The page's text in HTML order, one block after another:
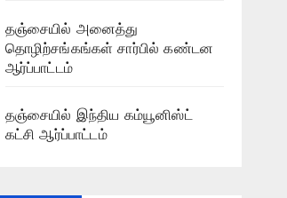
தஞ்சையில் அனைத்து
தொழிற்சங்கங்கள் சார்பில் கண்டன
ஆர்ப்பாட்டம்
தஞ்சையில் இந்திய கம்யூனிஸ்ட்
கட்சி ஆர்ப்பாட்டம்